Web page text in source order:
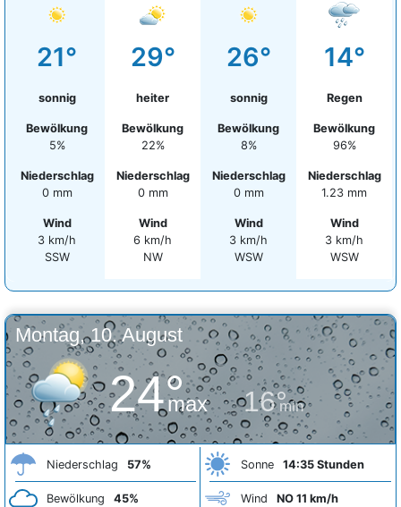
21°
sonnig
Bewölkung
5%
Niederschlag
0 mm
Wind
3 km/h
SSW
29°
heiter
Bewölkung
22%
Niederschlag
0 mm
Wind
6 km/h
NW
26°
sonnig
Bewölkung
8%
Niederschlag
0 mm
Wind
3 km/h
WSW
14°
Regen
Bewölkung
96%
Niederschlag
1.23 mm
Wind
3 km/h
WSW
Montag, 10. August
24°
max 16°
min
Niederschlag 57%
Bewölkung 45%
Sonne 14:35 Stunden
Wind NO 11 km/h